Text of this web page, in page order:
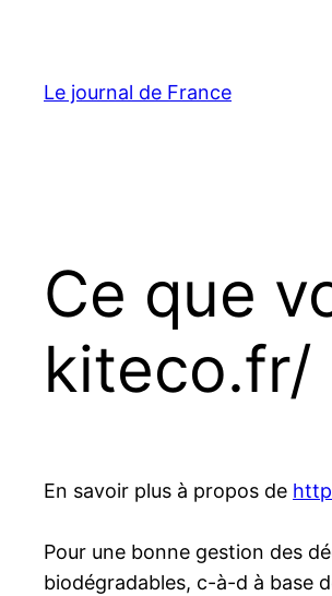
contenu
Le journal de France
Ce que
kiteco.fr/
En savoir plus à propos de
Pour une bonne gestion des
biodégradables, c-à-d à base